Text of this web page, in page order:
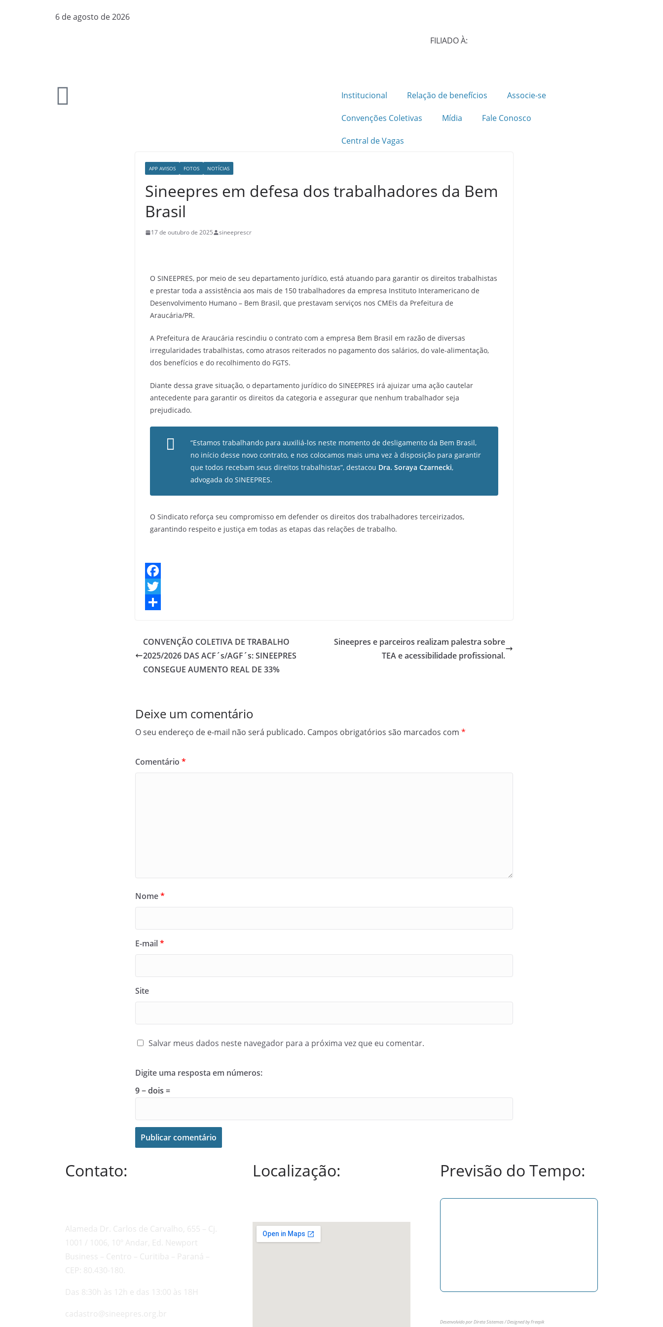
6 de agosto de 2026
FILIADO À:
Institucional Relação de benefícios Associe-se
Convenções Coletivas Mídia Fale Conosco
Central de Vagas
APP AVISOS FOTOS NOTÍCIAS
Sineepres em defesa dos trabalhadores da Bem
Brasil
17 de outubro de 2025 sineeprescr
O SINEEPRES, por meio de seu departamento jurídico, está atuando para garantir os direitos trabalhistas
e prestar toda a assistência aos mais de 150 trabalhadores da empresa Instituto Interamericano de
Desenvolvimento Humano – Bem Brasil, que prestavam serviços nos CMEIs da Prefeitura de
Araucária/PR.
A Prefeitura de Araucária rescindiu o contrato com a empresa Bem Brasil em razão de diversas
irregularidades trabalhistas, como atrasos reiterados no pagamento dos salários, do vale-alimentação,
dos benefícios e do recolhimento do FGTS.
Diante dessa grave situação, o departamento jurídico do SINEEPRES irá ajuizar uma ação cautelar
antecedente para garantir os direitos da categoria e assegurar que nenhum trabalhador seja
prejudicado.
“Estamos trabalhando para auxiliá-los neste momento de desligamento da Bem Brasil,
no início desse novo contrato, e nos colocamos mais uma vez à disposição para garantir
que todos recebam seus direitos trabalhistas”, destacou Dra. Soraya Czarnecki,
advogada do SINEEPRES.
O Sindicato reforça seu compromisso em defender os direitos dos trabalhadores terceirizados,
garantindo respeito e justiça em todas as etapas das relações de trabalho.
F
a
o
T
t
r
CONVENÇÃO COLETIVA DE TRABALHO
2025/2026 DAS ACF´s/AGF´s: SINEEPRES
CONSEGUE AUMENTO REAL DE 33%
Sineepres e parceiros realizam palestra sobre
TEA e acessibilidade profissional.
Deixe um comentário
O seu endereço de e-mail não será publicado. Campos obrigatórios são marcados com *
Comentário *
Nome*
E-mail*
Site
Salvar meus dados neste navegador para a próxima vez que eu comentar.
Digite uma resposta em números:
9 − dois =
Contato:
Alameda Dr. Carlos de Carvalho, 655 – Cj.
1001 / 1006, 10º Andar, Ed. Newport
Business – Centro – Curitiba – Paraná –
CEP: 80.430-180.
Das 8:30h às 12h e das 13:00 às 18H
cadastro@sineepres.org.br
Localização: Previsão do Tempo:
Desenvolvido por Direta Sistemas /Designed by Freepik